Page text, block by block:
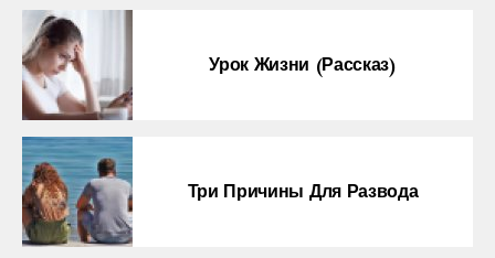
Урок Жизни (рассказ)
Три Причины Для Развода